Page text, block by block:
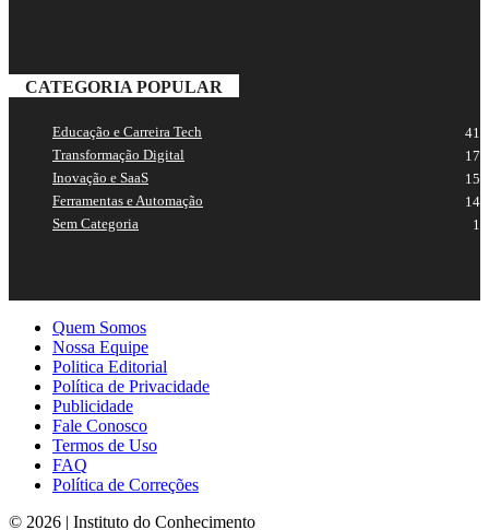
CATEGORIA POPULAR
Educação e Carreira Tech
41
Transformação Digital
17
Inovação e SaaS
15
Ferramentas e Automação
14
Sem Categoria
1
Quem Somos
Nossa Equipe
Politica Editorial
Política de Privacidade
Publicidade
Fale Conosco
Termos de Uso
FAQ
Política de Correções
© 2026 | Instituto do Conhecimento